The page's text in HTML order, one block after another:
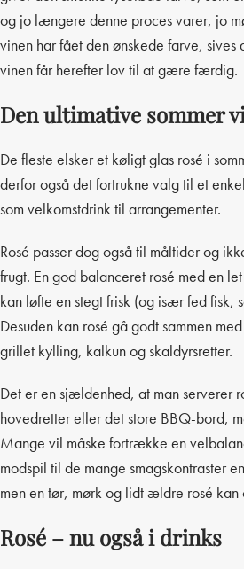
og jo længere denne proces varer, jo
vinen har fået den ønskede farve, sives
vinen får herefter lov til at gære færdig.
Den ultimative sommer
De fleste elsker et køligt glas rosé i
derfor også det fortrukne valg til et
som velkomstdrink til arrangementer.
Rosé passer dog også til måltider og
frugt. En god balanceret rosé med en
kan løfte en stegt frisk (og især fed fisk,
Desuden kan rosé gå godt sammen
grillet kylling, kalkun og skaldyrsretter.
Det er en sjældenhed, at man serverer
hovedretter eller det store BBQ-bord,
Mange vil måske fortrække en
modspil til de mange smagskontraster
men en tør, mørk og lidt ældre rosé kan
Rosé – nu også i drinks